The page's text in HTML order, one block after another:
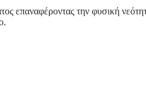
επαναφέροντας την φυσική